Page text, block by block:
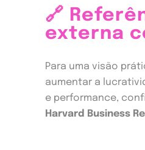
🔗
externa
Para uma visão
aumentar a
e performance,
Harvard Business